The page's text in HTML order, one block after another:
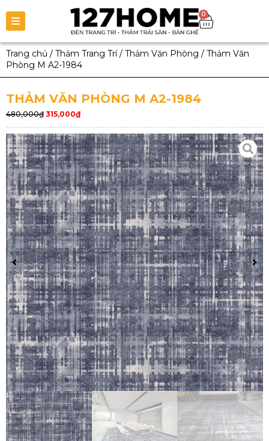
0
Trang chủ / Thảm Trang Trí/ Thảm Văn Phòng / Thảm Văn
Phòng M A2-1984
THẢM VĂN PHÒNG M A2-1984
480,000₫ 315,000₫